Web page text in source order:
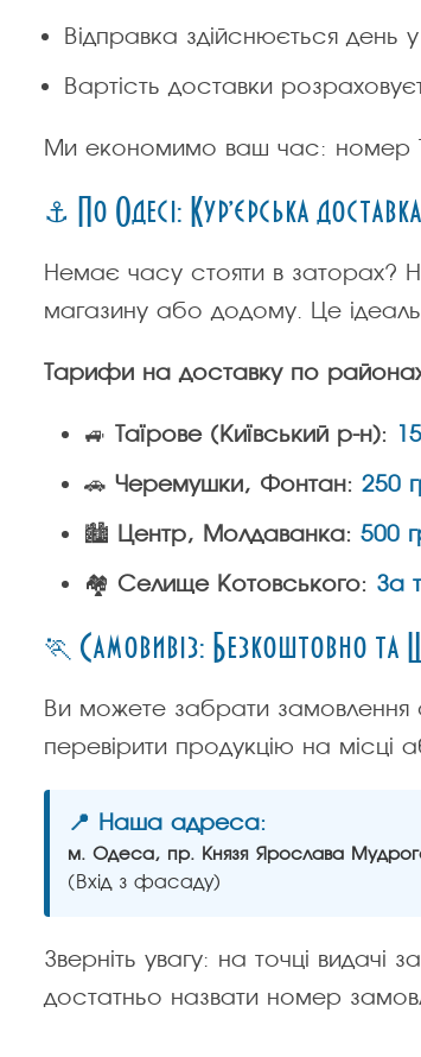
Відправка здійснюється день
Вартість доставки
Ми економимо ваш час: номер
⚓ По Одесі: Кур’єрська
Немає часу стояти в заторах?
магазину або додому. Це
Тарифи на доставку по
🚙 Таїрове (Київський р-н):
🚗 Черемушки, Фонтан: 250
🏙️ Центр, Молдаванка: 500
🏘️ Селище Котовського: За
🏃 Самовивіз: Безкоштовно та
Ви можете забрати замовлення
перевірити продукцію на
📍 Наша адреса:
м. Одеса, пр. Князя Ярослава
(Вхід з фасаду)
Зверніть увагу: на точці
достатньо назвати номер